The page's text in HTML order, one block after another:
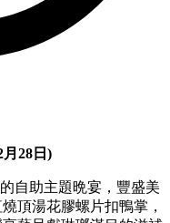
28日)
自助主題晩宴，豐盛美
頂湯花膠螺片扣鴨掌，